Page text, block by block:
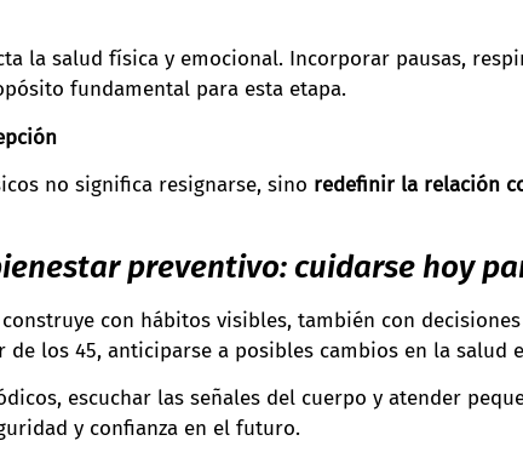
la salud física y emocional. Incorporar pausas,
fundamental para esta etapa.
no significa resignarse, sino redefinir la relación
preventivo: cuidarse hoy
con hábitos visibles, también con
de los 45, anticiparse a posibles cambios en la salud
escuchar las señales del cuerpo y atender
y confianza en el futuro.